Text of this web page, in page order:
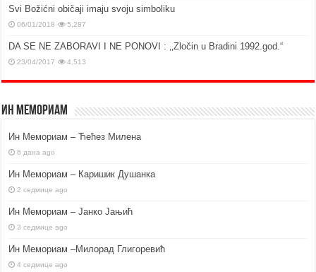
Svi Božićni običaji imaju svoju simboliku
06/01/2018 5,287
DA SE NE ZABORAVI I NE PONOVI : ‚‚Zločin u Bradini 1992.god.“
23/04/2017 4,513
Ин Мемориам
Ин Мемориам – Ћећез Милена
6 дана ago
Ин Мемориам – Каришик Душанка
2 седмице ago
Ин Мемориам – Јанко Јањић
3 седмице ago
Ин Мемориам –Милорад Глигоревић
4 седмице ago